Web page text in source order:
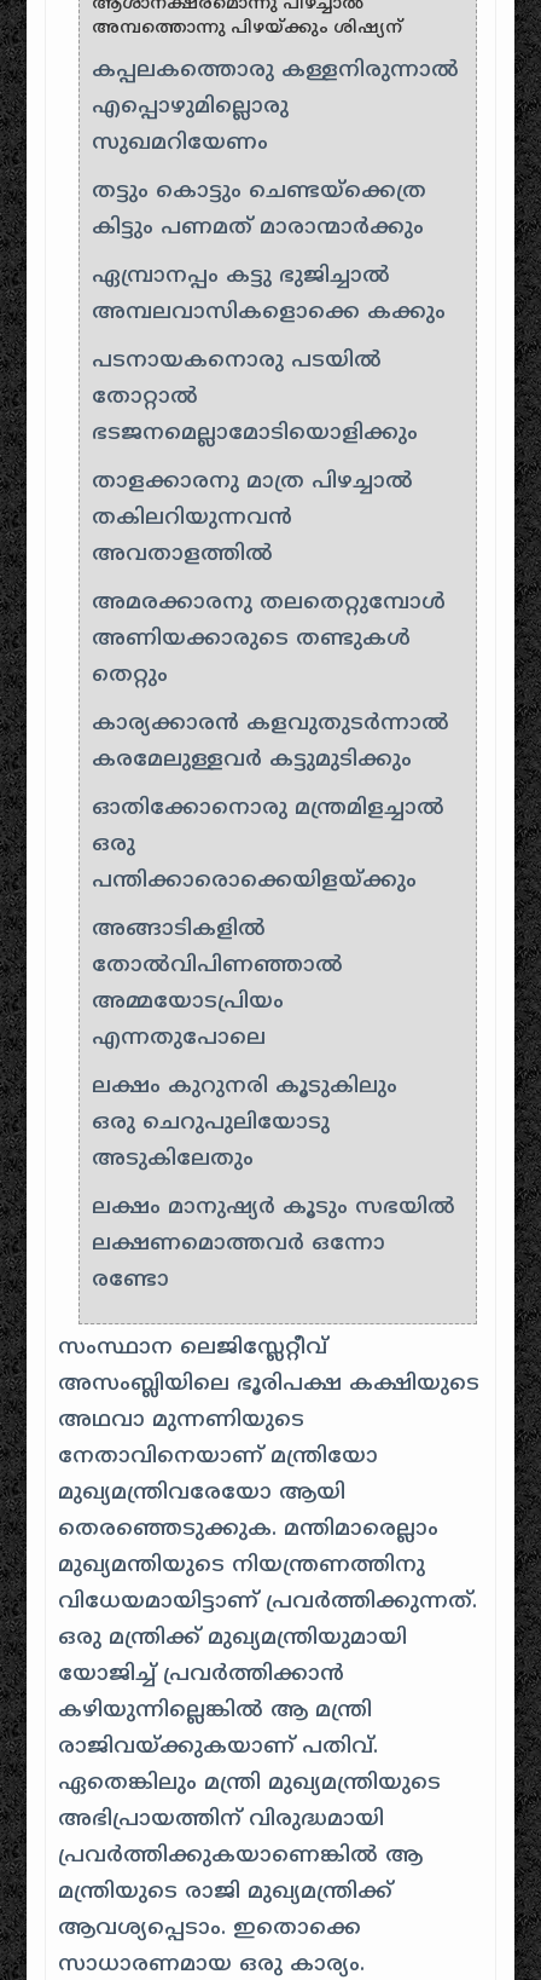
ആശാനക്ഷരമൊന്നു പിഴച്ചാൽ
അമ്പത്തൊന്നു പിഴയ്ക്കും ശിഷ്യന്
കപ്പലകത്തൊരു കള്ളനിരുന്നാൽ
എപ്പൊഴുമില്ലൊരു
സുഖമറിയേണം
തട്ടും കൊട്ടും ചെണ്ടയ്ക്കെത്ര
കിട്ടും പണമത് മാരാന്മാർക്കും
ഏമ്പ്രാനപ്പം കട്ടു ഭുജിച്ചാൽ
അമ്പലവാസികളൊക്കെ കക്കും
പടനായകനൊരു പടയിൽ
തോറ്റാൽ
ഭടജനമെല്ലാമോടിയൊളിക്കും
താളക്കാരനു മാത്ര പിഴച്ചാൽ
തകിലറിയുന്നവൻ
അവതാളത്തിൽ
അമരക്കാരനു തലതെറ്റുമ്പോൾ
അണിയക്കാരുടെ തണ്ടുകൾ
തെറ്റും
കാര്യക്കാരൻ കളവുതുടർന്നാൽ
കരമേലുള്ളവർ കട്ടുമുടിക്കും
ഓതിക്കോനൊരു മന്ത്രമിളച്ചാൽ
ഒരു
പന്തിക്കാരൊക്കെയിളയ്ക്കും
അങ്ങാടികളിൽ
തോൽവിപിണഞ്ഞാൽ
അമ്മയോടപ്രിയം
എന്നതുപോലെ
ലക്ഷം കുറുനരി കൂടുകിലും
ഒരു ചെറുപുലിയോടു
അടുകിലേതും
ലക്ഷം മാനുഷ്യർ കൂടും സഭയിൽ
ലക്ഷണമൊത്തവർ ഒന്നോ
രണ്ടോ
സംസ്ഥാന ലെജിസ്ലേറ്റീവ്
അസംബ്ലിയിലെ ഭൂരിപക്ഷ കക്ഷിയുടെ
അഥവാ മുന്നണിയുടെ
നേതാവിനെയാണ് മന്ത്രിയോ
മുഖ്യമന്ത്രിവരേയോ ആയി
തെരഞ്ഞെടുക്കുക. മന്തിമാരെല്ലാം
മുഖ്യമന്തിയുടെ നിയന്ത്രണത്തിനു
വിധേയമായിട്ടാണ് പ്രവർത്തിക്കുന്നത്.
ഒരു മന്ത്രിക്ക് മുഖ്യമന്ത്രിയുമായി
യോജിച്ച് പ്രവർത്തിക്കാൻ
കഴിയുന്നില്ലെങ്കിൽ ആ മന്ത്രി
രാജിവയ്ക്കുകയാണ് പതിവ്.
ഏതെങ്കിലും മന്ത്രി മുഖ്യമന്ത്രിയുടെ
അഭിപ്രായത്തിന് വിരുദ്ധമായി
പ്രവർത്തിക്കുകയാണെങ്കിൽ ആ
മന്ത്രിയുടെ രാജി മുഖ്യമന്ത്രിക്ക്
ആവശ്യപ്പെടാം. ഇതൊക്കെ
സാധാരണമായ ഒരു കാര്യം.